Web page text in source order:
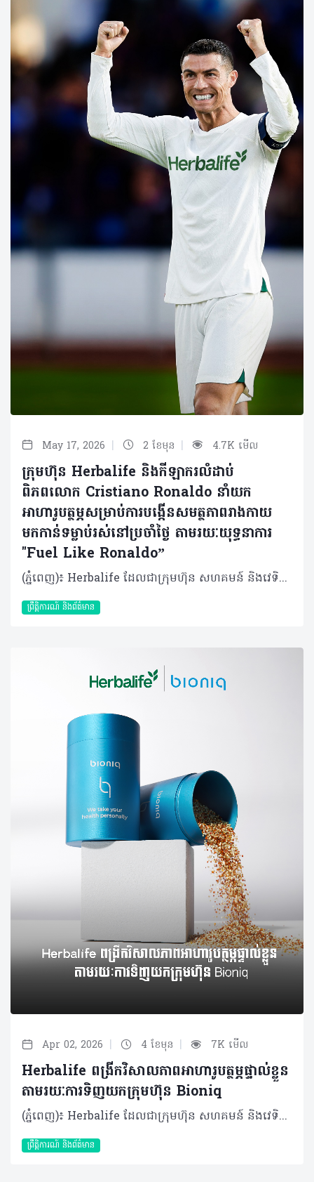
May 17, 2026 | 2 ខែមុន | 4.7K មើល
ក្រុមហ៊ុន Herbalife និងកីឡាករលំដាប់
ពិភពលោក Cristiano Ronaldo នាំយក
អាហារូបត្ថម្ភសម្រាប់ការបង្កើនសមត្ថភាពរាងកាយ
មកកាន់ទម្លាប់រស់នៅប្រចាំថ្ងៃ តាមរយៈយុទ្ធនាការ
"Fuel Like Ronaldo”
(ភ្នំពេញ)៖ Herbalife ដែលជាក្រុមហ៊ុន សហគមន៍ និងវេទិកាភ្ជាប់ទំនាក់ទំនង លំដាប់ថ្នាក់ពិភពលោក ផ្នែកសុខភាព និងសុខុមាលភាព បានប្រកាសដាក់ដំណើរការយុទ្ធនាការ "Fuel Like Ronaldo" ដែលជាគំនិតផ្តួចផ្តើមជាសកលមួយក្នុងការបំប្លែងរបបអាហារូបត្ថម្ភរបស់កីឡាករឆ្នើម និងយុទ្ធសាស្ត្របង្កើនសមត្ថភាពរាងកាយ ឱ្យទៅជាការណែនាំជាក់ស្តែងសម្រាប់អ្នកស្វែងរកសុខុមាលភាពទូទៅក្នុងជីវភាពប្រចាំថ្ងៃ។ ដោយផ្អែកលើបទពិសោធន៍ជាង ២០ ឆ្នាំក្នុងការផ្គត់ផ្គង់អាហារូបត្ថម្ភដល់កីឡាករឆ្នើមៗ ក្រុមហ៊ុន Herbalife បាននាំយកជំនាញអាហារូបត្ថម្ភដែលបានបញ្ជាក់ច្បាស់លាស់របស់ខ្លួន មកជូនដល់អ្នកដែលស្វែងរកសុខុមាលភាពនៅទូទាំងពិភពលោក។ លោកអ្នកអាចមើលសេចក្តីប្រកាសពេញលេញនៅទីនេះ៖ https://www.businesswire.com/news/home/20260508653160/en/ តាមរយៈបទពិសោធន៍ជាង ២០ ឆ្នាំក្នុងការធ្វើការជាមួយកីឡាករអាជីព រួមទាំងភាពជាដៃគូដ៏យូរអង្វែងជាមួយកំពូលកីឡាករលោក Cristiano Ronaldo ក្រុមហ៊ុន Herbalife កំពុងធ្វើឱ្យជំនាញផ្នែកអាហារូបត្ថម្ភកីឡារបស់ខ្លួនកាន់តែមានភាពទូលំទូលាយ ដើម្បីជួយអ្នកប្រើប្រាស់ក្នុងការបង្កើនថាមពល គាំទ្រដល់ការស្តារឡើងវិញនៃសុខភាព និងកសាងទម្លាប់ប្រចាំថ្ងៃឱ្យកាន់តែមានសុខភាពល្អ។ ការដាក់ចេញនូវយុទ្ធនាការនេះធ្វើឡើងស្របពេលដែលកំពុងមានការចាប់អារម្មណ៍ ព្រឹត្តិការណ៍បាល់ទាត់ដ៏ធំបំផុតនៅរដូវក្តៅខាងមុខនេះ ដែលបង្ហាញពីរបៀបដែលវិន័យ និងការរៀបចំខ្លួនរបស់កីឡាករឆ្នើមៗ អាចជម្រុញឱ្យមានទម្លាប់រស់នៅប្រកបដោយសុខភាពល្អបាន។ លោក Stephan Gratziani នាយកប្រតិបត្តិក្រុមហ៊ុន Herbalife បានមានប្រសាសន៍ថា៖ "អស់រយៈពេលជាងពីរទសវត្សរ៍មកហើយដែល Herbalife បានជួយកីឡាករឆ្នើមៗក្នុងការពង្រឹងសមត្ថភាពតាមរយៈកម្មវិធីអាហារូបត្ថម្ភដែលគាំទ្រដោយវិទ្យាសាស្ត្រ។ យុទ្ធនាការ 'Fuel Like Ronaldo' ធ្វើឱ្យជំនាញអាហារូបត្ថម្ភរបស់ Herbalife អាចឈានទៅដល់មនុស្សគ្រប់ៗគ្នា។ យើងកំពុងបញ្ជូលជំនាញផ្នែកអាហារូបត្ថម្ភសម្រាប់ការបង្កើនសមត្ថភាពកីឡា ជាមួយនឹងឧបករណ៍ឌីជីថលថ្មីៗ ដើម្បីបង្កើតប្រព័ន្ធដ៏សាមញ្ញ និងមានប្រសិទ្ធភាព ដែលអាចជួយឱ្យមនុស្សគ្រប់គ្នា អាចរស់​នៅដោយមានសុខភាពល្អ និងសកម្មជាងមុន"។ ពីវិទ្យាសាស្ត្រកីឡា មកកាន់ទម្លាប់ប្រចាំថ្ងៃ យុទ្ធនាការនេះធ្វើឱ្យវិទ្យាសាស្ត្រកីឡាដ៏ស្មុគស្មាញ ក្លាយជាដំណាក់កាលសាមញ្ញចំនួន ៤ ៖ ការរៀបចំ (Prepare): រៀនពីរបៀបរៀបចំរាងកាយរបស់អ្នកឱ្យបានត្រឹមត្រូវ ជាមួយនឹងអាហារូបត្ថម្ភដែលមានតុល្យភាព និងការផ្តល់​ជាតិទឹកឱ្យបានគ្រប់គ្រាន់ ការអនុវត្ត (Perform): ស្វែងរកយុទ្ធសាស្ត្រដើម្បីរក្សាថាមពល និងការផ្តោតអារម្មណ៍ក្នុងអំឡុងពេលការងារប្រចាំថ្ងៃ និងសកម្មភាពរាងកាយ ការស្តារឡើងវិញ (Recover): ស្វែងយល់ពីរបៀបស្តារកម្លាំង និងការជួសជុលសាច់ដុំប្រកបដោយប្រសិទ្ធភាព ការធ្វើឱ្យបានជាប់ៗគ្នា (Repeat): ធ្វើឱ្យការអនុវត្តទៅជាទម្លាប់ ដើម្បីបង្កើតមូលដ្ឋានគ្រឹះសម្រាប់សុខុមាលភាពរយៈពេលវែង ភាពជាដៃគូដែលបង្កើតឡើងផ្អែកលើសមត្ថភាព Herbalife គឺជាអាហារក្រឡុកប្រូតេអ៊ីនលេខ ១ និងជាម៉ាកយីហោអាហារូបត្ថម្ភជួយទ្រទ្រង់ការស់នៅសកម្មលេខ ១ ក្នុងពិភពលោក ដែលត្រូវបានជឿទុកចិត្តដោយកីឡាករ និងក្រុមអាជីពជាង ១២០ ក្នុងប្រភេទកីឡាជាង ៣៥។ ក្នុងវិស័យបាល់ទាត់ Herbalife បាននឹងកំពុងឧបត្ថម្ភជាង ២០ ក្រុមនៅទូទាំងពិភពលោក រួមទាំងកីឡាករ កីឡាការិនី ក្រុមបាល់ទាត់ ក៏ដូចជាកម្មវិធីអភិវឌ្ឍន៍យុវជនផងដែរ ដែលមានមូលដ្ឋានគ្រឹះតាមរយៈភាពជាដៃគូជាង ២០ ឆ្នាំជាមួយក្រុម LA Galaxy ដែលជាការឧបត្ថម្ភដ៏យូរជាងគេបំផុតក្នុងប្រវត្តិសាស្ត្រក្របខណ្ឌ Major League Soccer។ ទំនាក់ទំនងរបស់ Herbalife ជាមួយលោក Cristiano Ronaldo ឆ្លុះបញ្ចាំងពីការប្តេជ្ញាចិត្តរួមគ្នា ចំពោះអាហារូបត្ថម្ភដែលជំរុញដល់ការបញ្ចេញសកម្មភាពអនុវត្ត។ ចាប់តាំងពីឆ្នាំ ២០១៣ មក Herbalife បានគាំទ្រដល់ការហ្វឹកហាត់ និងការស្តារឡើងវិញរបស់លោក Ronaldo ជាមួយនឹងផលិតផលនានាដូចជា អាហារក្រុឡុកប្រូតេអ៊ីន, Formula 1, និង Herbalife24® CR7 Drive ដែលជាអាហារូបត្ថម្ភផ្តល់ជាតិទឹកដែលត្រូវបានបង្កើតឡើងដោយផ្ទាល់ជាមួយលោក Ronaldo ដើម្បីជួយបំពេញតម្រូវការនៃការប្រកួតក្នុងកម្រិតខ្ពស់។ ភាពជាដៃគូនេះបានឈានទៅដល់ការពង្រឹកខ្លួនក្នុងផ្នែកអាហារូបត្ថម្ភផ្ទាល់ខ្លួន រួមទាំងការវិនិយោគរបស់លោក Ronaldo ដោយផ្ទាល់ក្នុងវេទិកាឌីជីថល Pro2col™ Herbalife និងការទិញយកទ្រព្យសម្បត្តិរបស់ក្រុមហ៊ុន Bioniq ដែលជាក្រុមហ៊ុនអាហារបំប៉នផ្ទាល់ខ្លួនគាំទ្រដោយលោក Ronaldo ផងដែរ។ ការខិតខំទាំងអស់នេះ ឆ្លុះបញ្ចាំងពីចក្ខុវិស័យរួមក្នុងការធ្វើឱ្យអាហារូបត្ថម្ភកម្រិតខ្ពស់សម្រាប់កីឡាករ អាចឱ្យមនុស្សទូទៅប្រើប្រាស់បានកាន់តែងាយស្រួល។ យុទ្ធនាការនេះត្រូវបានបំផុសគំនិតដោយការងាររបស់ Herbalife ក្នុងវិស័យកីឡា និងឈរលើមូលដ្ឋានសាមញ្ញមួយ៖ កីឡាករឆ្នើមៗ មានភាពល្អិតល្អន់ក្នុងការរក្សាទម្លាប់របស់ពួកគេ គោលការណ៍គ្រឹះដូចគ្នានេះ ក៏អាចអនុវត្តចំពោះជីវិតប្រចាំថ្ងៃបានដែរ។ ឧទាហរណ៍ ការផ្តល់ជាតិទឹកដើរតួនាទីយ៉ាងសំខាន់ក្នុងការផ្តល់ថាមពល ការផ្តោតអារម្មណ៍ និងការស្តារឡើងវិញ ប៉ុន្តែមនុស្សជាច្រើននៅមិនទាន់បានយកចិត្តទុកដាក់លើរឿងនេះនោះឡើយ។ "Fuel Like Ronaldo" នាំមកនូវការយល់ដឹងទាំងនេះមកអនុវត្តជាក់ស្តែង ដោយបង្ហាញពីរបៀបដែលទម្លាប់សាមញ្ញ ជាប់លាប់ និងអាចបង្កើតឱ្យមានភាពខុសគ្នាដ៏មានន័យបាន។ លោក Cristiano Ronaldo បាននិយាយថា៖ "វិន័យក្នុងអាហារូបត្ថម្ភតែងតែជាផ្នែកសំខាន់នៃភាពជោគជ័យរបស់ខ្ញុំ ទាំងនៅលើទីលាន និងក្រៅទីលាន។ ខ្ញុំបានធ្វើការជាមួយ Herbalife ជាច្រើនឆ្នាំមកហើយ ហើយខ្ញុំជឿជាក់លើថាមពលនៃការផ្គត់ផ្គង់ថាមពលដែលមានរចនាសម្ព័ន្ធ និងមានភាពជាប់លាប់។ យុទ្ធនាការ 'Fuel Like Ronaldo' គឺនិយាយអំពីការចែករំលែកគោលការណ៍ទាំងនោះដើម្បីឱ្យគ្រប់ៗគ្នា អាចមានសមត្ថភាពក្នុងការបញ្ចេញសកម្មភាព ស្តារឡើងវិញ និងមានអារម្មណ៍ស្រស់ថ្លាបំផុតជារៀងរាល់ថ្ងៃ។" បទពិសោធន៍យុទ្ធនាការជាសកល យុទ្ធនាការ “Fuel Like Ronaldo” ត្រូវបានដាក់ឱ្យអនុវត្តជាសកលតាមរូបភាពផ្សេងៗគ្នាជាច្រើន។ កម្មវិធីនេះរួមមាន ការបង្កើតសកម្មភាពដ៏ជក់ចិត្តសម្រាប់អ្នកគាំទ្រក្នុងព្រឹត្តិការណ៍កីឡាធំៗ ការចែករំលែកចំណេះដឹងផ្នែកសុខភាពពីសំណាក់អ្នកជំនាញ និងកីឡាករល្បីៗលើបណ្តាញសង្គម ព្រមទាំងការផ្តល់បទពិសោធន៍តាមប្រព័ន្ធឌីជីថល ដែលអនុញ្ញាតឱ្យសាធារណជនអាចចូលទៅស្វែងយល់ពីវិធីសាស្ត្រថែរក្សាសុខភាព និងការផ្តល់ថាមពលដល់រាងកាយឱ្យបានល្អដូចកីឡាករអាជីព។ អ្នកចែកចាយឯករាជ្យរបស់ក្រុមហ៊ុន Herbalife ជាង ២ លាននាក់ គឺជាផ្នែកដ៏សំខាន់នៃគំនិតផ្តួចផ្តើមនេះ។ ពួកគាត់នឹងនាំយកយុទ្ធនាការនេះទៅកាន់សហគមន៍នានានៅជុំវិញពិភពលោក ដោយជួយណែនាំអតិថិជនឱ្យចេះអនុវត្តតាមជំហានទាំង ៤ នៃយុទ្ធនាការនេះ ទៅក្នុងទម្លាប់រស់នៅប្រចាំថ្ងៃ។ លើសពីនេះ យុទ្ធនាការនេះក៏នឹងបង្ហាញនូវអាហារូបត្ថម្ភដែលបំផុសគំនិតដោយលោក Ronaldo ផលិតឡើងពីផលិតផល Herbalife ដែលលោក Cristiano Ronaldo ប្រើប្រាស់ដោយផ្ទាល់។ នេះគឺជាវិធីដែលជួយឱ្យអ្នកប្រើប្រាស់ អាចទទួលបានបទពិសោធន៍ផ្ទាល់ពីរបៀបថែរក្សាសុខភាព និងការផ្តល់ថាមពលតាមបែបកីឡាករ Ronaldo។ ដើម្បីស្វែងយល់បន្ថែមអំពី Herbalife និងស្វែងយល់ពីលំហឌីជីថល "Fuel Like Ronaldo" សូមចូលទៅកាន់៖ www.fuellikeronaldo.com (1) Source: Euromonitor; CH2025ed, protein shake as sports protein powder, sports protein RTDs, meal replacement, supplement nutrition drinks & protein supplements; combined % RSP share GBO for 2024. (2) Source: Euromonitor; CH2025ed, active & lifestyle nutrition as weight management & wellbeing, sports nutrition and vitamins & dietary supplements definitions; combined % RSP share GBO for 2024. RTD = Ready to Drink; RSP = Retail Selling Price; GBO = Global Brand Owner. Herbalife is not affiliated with, endorsed by, or an official sponsor or partner of FIFA or the 2026 FIFA World Cup™. All trademarks are the property of their respective owners. អំពីក្រុមហ៊ុន Herbalife ក្រុមហ៊ុន Herbalife (NYSE: HLF) គឺជាក្រុមហ៊ុនសុខភាព និងសុខុមាលភាពឈានមុខគេ និងជាសហគមន៍ដែលកំពុងផ្លាស់ប្តូរជីវិតរបស់មនុស្សជាមួយនឹងផលិតផលអាហារូបត្ថម្ភដ៏អស្ចារ្យ និងជាឱកាសអាជីវកម្មសម្រាប់សមាជិកឯករាជ្យរបស់ខ្លួនចាប់តាំងពីឆ្នាំ 1980។ ក្រុមហ៊ុនផ្តល់ជូននូវផលិតផលដែលគាំទ្រដោយវិទ្យាសាស្រ្តដល់អ្នកប្រើប្រាស់នៅក្នុងទីផ្សារជាង 90។ តាមរយៈសមាជិកឯករាជ្យដែលផ្តល់ជូននូវការបណ្តុះបណ្តាលមួយទល់មួយ និងផ្តល់ការគាំទ្រសហគមន៍ដោយបំផុសគំនិតឱ្យអតិថិជនប្រកាន់ខ្ជាប់នូវរបៀបរស់នៅដែលមានភាពសកម្ម។
ព្រឹត្តិការណ៍ និងព័ត៌មាន
Apr 02, 2026 | 4 ខែមុន | 7K មើល
Herbalife ពង្រីកវិសាលភាពអាហារូបត្ថម្ភផ្ទាល់ខ្លួន
តាមរយៈការទិញយកក្រុមហ៊ុន Bioniq
(ភ្នំពេញ)៖ Herbalife ដែលជាក្រុមហ៊ុន សហគមន៍ និងវេទិកាភ្ជាប់ទំនាក់ទំនង លំដាប់ថ្នាក់ពិភពលោក ផ្នែកសុខភាព និងសុខុមាលភាពបានចែករំលែកអំពី ការប្រកាសអំពីកិច្ចព្រមព្រៀងក្នុងការទិញយកទ្រព្យសម្បត្តិមួយចំនួនពីក្រុមហ៊ុន Bioniq ដែលជាក្រុមហ៊ុនអាហារូបត្ថម្ភផ្ទាល់ខ្លួន ដែលមានមូលដ្ឋាននៅចក្រភពអង់គ្លេស។ ប្រតិបត្តិការនេះនឹងជម្រុញ Herbalife ឱ្យឈានទៅមុខមួយកម្រិតទៀត ក្នុងនាមជាក្រុមហ៊ុនសុខភាព និងសុខុមាលភាពដែលផ្អែកលើបច្ចេកវិទ្យា និងទិន្នន័យ។ លោក Stephan Gratziani នាយកប្រតិបត្តិក្រុមហ៊ុន Herbalife បានមានប្រសាសន៍ថា៖ “សុខភាព និងសុខុមាលភាព គឺកាន់តែមានលក្ខណៈផ្ទាល់ខ្លួន និងផ្អែកលើទិន្នន័យព័ត៌មាន។ តាមរយៈការបញ្ចូលបច្ចេកវិទ្យាអាហារូបត្ថម្ភផ្ទាល់ខ្លួនរបស់ Bioniq ជាមួយ Pro2col តាមរយៈបណ្តាញចែកចាយទូទាំងពិភពលោករបស់យើង គឺយើងកំពុងពង្រីកវិសាលភាពក្នុងការផ្តល់ជូននូវសុខុមាលភាពផ្ទាល់ខ្លួនក្នុងកម្រិតដ៏ធំធេងមួយ”។ Bioniq បង្កើតរូបមន្តអាហារូបត្ថម្ភផ្ទាល់ខ្លួនដោយប្រើប្រាស់បច្ចេកវិទ្យា ព័ត៌មានសុខភាពបុគ្គល និងមូលដ្ឋានទិន្នន័យជីវសញ្ញាផ្ទាល់ខ្លួន។ រូបមន្តអាហារូបត្ថម្ភរបស់ Bioniq ត្រូវបានរចនាឡើងសម្រាប់បុគ្គលជាច្រើនប្រភេទ ចាប់ពីអ្នកប្រើប្រាស់ទូទៅ រហូតដល់អត្តពលិកលំដាប់ពិភពលោក រួមទាំងលោក Cristiano Ronaldo ផងដែរ។ Bioniq នឹងមកបំពេញបន្ថែមលើ Pro2col និង Link BioSciences ដែលត្រូវបានទិញយកក្នុងគ្រាមុនដោយ Herbalife។ ការទិញយកទ្រព្យសម្បត្តិរបស់ Bioniq អនុញ្ញាតឱ្យ Herbalife អាចផ្តល់ជូននូវអាហារូបត្ថម្ភផ្ទាល់ខ្លួនកាន់តែទូលំទូលាយ និងបានកាន់តែច្រើនទម្រង់ជាងមុន។ ការរួមបញ្ចូលគ្នានៃបច្ចេកវិទ្យារបស់ Bioniq ជាមួយនឹងជំនាញផលិតកម្មរបស់ Herbalife នឹងអនុញ្ញាតឱ្យក្រុមហ៊ុនពង្រីកអាហាររូបត្ថម្ភបានក្នុងកម្រិតកាន់តែធំ និងកាន់តែលឿនរហ័ស។ លោក Vadim Fedotov ស្ថាបនិក និងជាប្រធានក្រុមហ៊ុន Bioniq បានមានប្រសាសន៍ថា៖ «ខ្ញុំបានបង្កើត Bioniq ក្នុងឆ្នាំ ២០១៩ ជាមួយនឹងចក្ខុវិស័យក្នុងការជួយមនុស្សដើម្បីធ្វើឱ្យសុខុមាលភាពរបស់ពួកគេកាន់តែប្រសើរ តាមរយៈវិធីសាស្ត្រអាហារូបត្ថម្ភ ដែលផ្អែកលើវិទ្យាសាស្ត្រ ដែលរួមបញ្ចូលទិន្នន័យជីវសញ្ញា និងរបៀបរស់នៅរបស់បុគ្គលផ្ទាល់ខ្លួន។ខ្ញុំរីករាយដែលបានចូលរួមជាមួយ Herbalife រួមជាមួយនឹងបណ្តាញចែកចាយទូទាំងពិភពលោក និងការប្តេជ្ញាចិត្តក្នុងការលើកកម្ពស់សុខុមាលភាពក្នុងកម្រិតជាសកលរបស់ Herbalife»។ លោក Cristiano Ronaldo ដែលជាដៃគូរបស់ Herbalife និងជាម្ចាស់ភាគហ៊ុនម្នាក់របស់ Bioniq ផងនោះ គាំទ្រយ៉ាងពេញទំហឹងនូវគោលដៅរបស់ Herbalife ក្នុងការនាំយកអាហាររូបត្តម្ភដែលរៀបចំតាមតម្រូវការបុគ្គល ទៅកាន់មនុស្សកាន់តែច្រើននៅទូទាំងពិភពលោក តាមរយៈបណ្តាញអ្នកចែកចាយឯករាជ្យដែលមានស្រាប់។ លោក Cristiano Ronaldo បានមានប្រសាសន៍ថា៖ “ពេញមួយអាជីពរបស់ខ្ញុំ ជីវមាត្រ (biometrics) និងអាហាររូបត្តម្ភផ្ទាល់ខ្លួន គឺជាចំណុចស្នូលក្នុងការជួយឱ្យខ្ញុំអាចធ្វើសកម្មភាព និងប្រកួតប្រជែងក្នុងកម្រិតខ្ពស់បំផុតមួយបាន។ ក្នុងនាមជាអ្នកប្រើប្រាស់ Herbalife និង Bioniq ផ្ទាល់ជាច្រើនឆ្នាំមកនេះ ខ្ញុំយល់ច្បាស់ថាការប្រើប្រាស់អាហារូបត្ថម្ភដែលរៀបចំឱ្យត្រូវតាមតម្រូវការជាក់ស្តែង ពិតជាមានសារៈសំខាន់ណាស់ក្នុងការជួយឱ្យរាងកាយ និងសមត្ថភាពរបស់ខ្ញុំអាចឡើងទៅដល់កម្រិតខ្ពស់បាន។ ខ្ញុំពិតជារីករាយណាស់ដែលបានឃើញ Bioniq ក្លាយជាផ្នែកមួយនៃវិសាលភាពដ៏ធំធេងរបស់ Herbalife ក្នុងការជម្រុញអោយមនុស្សបានយល់ដឹងអំពីអាហារូបត្ថម្ភក៏ដូចជាសុខមាលភាពផ្ទាល់ខ្លួន”។ ប្រតិបត្តិការនេះត្រូវបានរំពឹងថានឹងបញ្ចប់នៅក្នុងត្រីមាសទីពីរនៃឆ្នាំ២០២៦បន្ទាប់ពីឆ្លងកាត់ការត្រួតពិនិត្យតាមច្បាប់ និងលក្ខខណ្ឌផ្សេងៗរួចរាល់។តម្លៃសរុបនៃការទិញមានចំនួន ៥៥ លានដុល្លារ ហើយនឹងត្រូវបង់ក្នុងរយៈពេល ៥ ឆ្នាំ ដោយទូទាត់ដំបូងចំនួន ១០ លានដុល្លារនៅពេលបញ្ចប់កិច្ចសន្យា។ ក្រៅពីនេះ ក្រុមហ៊ុនក៏នឹងបន្ថែមទឹកប្រាក់រហូតដល់ ៩៥ លានដុល្លារទៀតផងដែរ ប្រសិនបើអាជីវកម្មនេះសម្រេចបានលទ្ធផលល្អទៅតាមគោលដៅនាពេលខាងមុខ។ ជាផ្នែកមួយនៃប្រតិបត្តិការនេះ Herbalife ក៏ទទួលបានសិទ្ធិទិញយក (call option) ក្រុមហ៊ុន Bioniq LAB ដែលជាបណ្តាញដាច់ដោយឡែកមួយផ្តោតលើម៉ូលេគុលតូចៗ និង peptides។ ជម្រើសនេះជួយឱ្យក្រុមហ៊ុនមានភាពបត់បែនក្នុងការសិក្សាពីឱកាសថ្មីៗក្នុងវិស័យនេះ ប្រកបដោយសុក្រិតភាព និងការប្រើប្រាស់ដើមទុនដោយមានប្រសិទ្ធភាព។ ផលិតផល Bioniq អាចរំពឹងថានឹងមាននៅចុងឆ្នាំ២០២៦នេះ តាមរយៈអ្នកចែកចាយឯករាជ្យ Herbalife ក្នុងប្រទេសមួយចំនួនក្នុងតំបន់អឺរ៉ុប និងសហរដ្ឋអាមេរិក ហើយទីផ្សារបន្ថែមទៀតនឹងមានជាបន្តបន្ទាប់នាពេលខាងមុខ។ អំពី Bioniq Bioniq ចាប់ផ្តើមដំណើរការក្នុងឆ្នាំ២០១៩ នៅទីក្រុងឡុងដ៍ ចក្រភពអង់គ្លេស ជាក្រុមហ៊ុនឈានមុខគេក្នុងការផ្តល់អាហារូបត្ថម្ភផ្ទាល់ខ្លួន ផ្អែកលើកម្រងសំណួរផ្ទាល់ខ្លួន និងទិន្នន័យដែលទទួលបានតាមរយៈការធ្វើតេស្តឈាមដោយផ្ទាល់។ Bioniq ផ្ដល់សេវាកម្មដឹកជញ្ជូនទូទាំងសកលលោក និងមានទិន្នន័យព័ត៌មានអាហារូបត្ថម្ភដ៏ធំសម្បើម ជួយឱ្យក្រុមហ៊ុនបង្កើតរូបមន្តអាហារូបត្ថម្ភផ្ទាល់ខ្លួនដល់មនុស្សរាប់សែននាក់ដោយកំណត់យកតែសារធាតុចិញ្ចឹម និងកម្រិតប្រើប្រាស់ណាដែលរាងកាយរបស់បុគ្គលម្នាក់ៗកំពុងខ្វះខាតពិតប្រាកដ។ សម្រាប់ព័ត៌មានបន្ថែម សូមចូលទៅកាន់៖ https://www.bioniq.com/ ។ អំពីក្រុមហ៊ុន Herbalife ក្រុមហ៊ុន Herbalife (NYSE: HLF) គឺជាក្រុមហ៊ុនសុខភាព និងសុខុមាលភាពឈានមុខគេ និងជាសហគមន៍ដែលកំពុងផ្លាស់ប្តូរជីវិតរបស់មនុស្សជាមួយនឹងផលិតផលអាហារូបត្ថម្ភដ៏អស្ចារ្យ និងជាឱកាសអាជីវកម្មសម្រាប់សមាជិកឯករាជ្យ​របស់ខ្លួនចាប់តាំងពីឆ្នាំ 1980។ ក្រុមហ៊ុនផ្តល់ជូននូវផលិតផលដែលគាំទ្រដោយវិទ្យាសាស្រ្តដល់អ្នកប្រើប្រាស់នៅក្នុងទីផ្សារជាង 90។ តាមរយៈសមាជិកឯករាជ្យដែលផ្តល់ជូននូវការបណ្តុះបណ្តាលមួយទល់មួយ និងផ្តល់ការគាំទ្រសហគមន៍ដោយបំផុសគំនិតឱ្យអតិថិជនប្រកាន់ខ្ជាប់នូវរបៀបរស់នៅដែលមានភាពសកម្ម។
ព្រឹត្តិការណ៍ និងព័ត៌មាន